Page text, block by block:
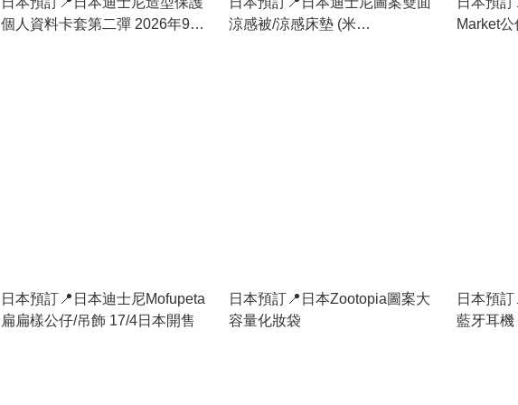
個人資料卡套第二彈 2026年9月
涼感被/涼感床墊 (米
Market
日本預訂📍日本迪士尼Mofupeta
扁扁樣公仔/吊飾 17/4日本開售
日本預訂📍日本Zootopia圖案大
容量化妝袋
日本預
藍牙耳機